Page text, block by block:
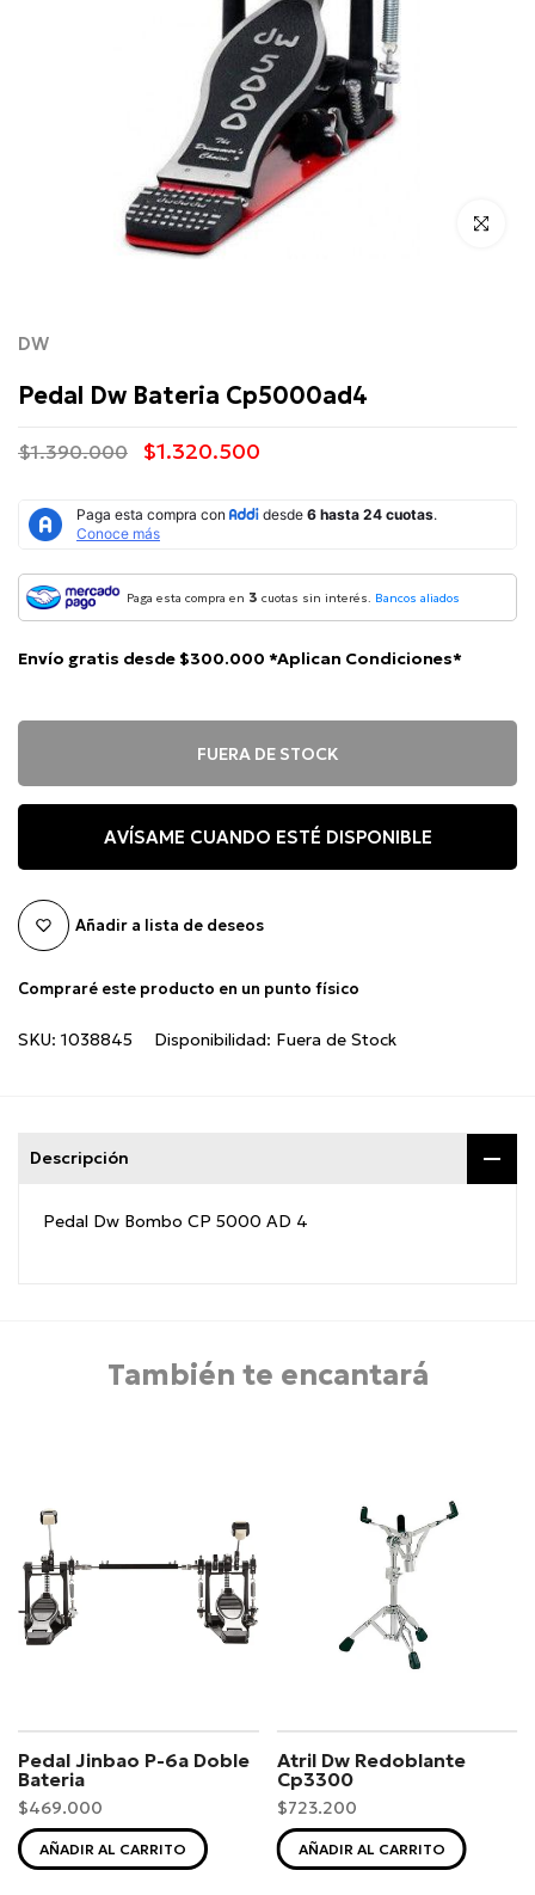
Click para
DW
Pedal Dw Bateria Cp5000ad4
$1.390.000 $1.320.500
Paga esta compra en 3 cuotas sin interés. Bancos aliados
Envío gratis desde $300.000 *Aplican Condiciones*
FUERA DE STOCK
AVÍSAME CUANDO ESTÉ DISPONIBLE
Añadir a lista de deseos
Compraré este producto en un punto físico
SKU: 1038845 Disponibilidad: Fuera de Stock
Descripción
Pedal Dw Bombo CP 5000 AD 4
También te encantará
Pedal Jinbao P-6a Doble
Bateria
$469.000
AÑADIR AL CARRITO
Atril Dw Redoblante
Cp3300
$723.200
AÑADIR AL CARRITO